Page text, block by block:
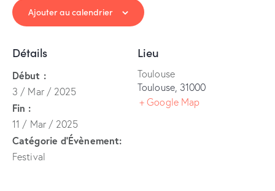
Ajouter au calendrier
Détails
Début :
3 / Mar / 2025
Fin :
11 / Mar / 2025
Catégorie d’Évènement:
Festival
Lieu
Toulouse
Toulouse, 31000
+ Google Map